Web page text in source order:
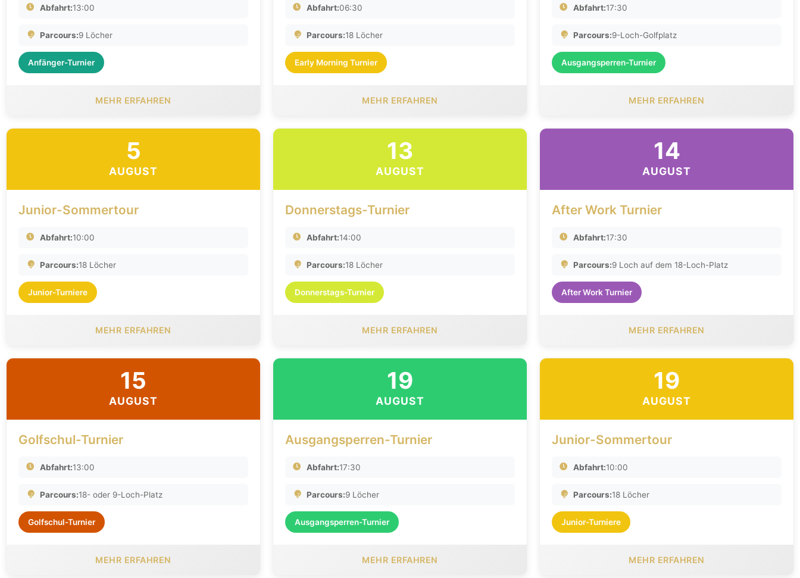
Abfahrt:13:00
Parcours:9 Löcher
Anfänger-Turnier
MEHR ERFAHREN
Abfahrt:06:30
Parcours:18 Löcher
Early Morning Turnier
MEHR ERFAHREN
Abfahrt:17:30
Parcours:9-Loch-Golfplatz
Ausgangsperren-Turnier
MEHR ERFAHREN
5
AUGUST
Junior-Sommertour
Abfahrt:10:00
Parcours:18 Löcher
Junior-Turniere
MEHR ERFAHREN
13
AUGUST
Donnerstags-Turnier
Abfahrt:14:00
Parcours:18 Löcher
Donnerstags-Turnier
MEHR ERFAHREN
14
AUGUST
After Work Turnier
Abfahrt:17:30
Parcours:9 Loch auf dem 18-Loch-Platz
After Work Turnier
MEHR ERFAHREN
15
AUGUST
Golfschul-Turnier
Abfahrt:13:00
Parcours:18- oder 9-Loch-Platz
Golfschul-Turnier
MEHR ERFAHREN
19
AUGUST
Ausgangsperren-Turnier
Abfahrt:17:30
Parcours:9 Löcher
Ausgangsperren-Turnier
MEHR ERFAHREN
19
AUGUST
Junior-Sommertour
Abfahrt:10:00
Parcours:18 Löcher
Junior-Turniere
MEHR ERFAHREN